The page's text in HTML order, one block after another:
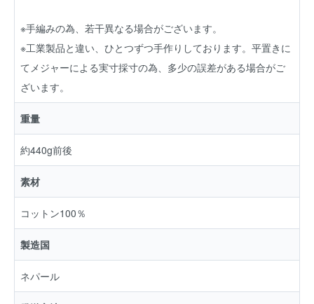
※手編みの為、若干異なる場合がございます。
※工業製品と違い、ひとつずつ手作りしております。平置きに
てメジャーによる実寸採寸の為、多少の誤差がある場合がご
ざいます。
重量
約440g前後
素材
コットン100％
製造国
ネパール